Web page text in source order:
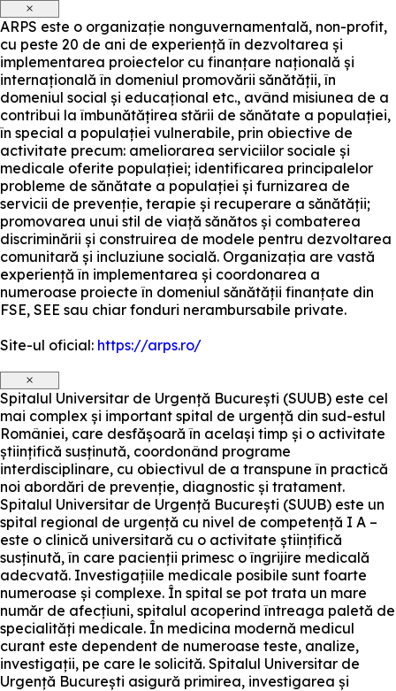
×
ARPS este o organizație nonguvernamentală, non-profit,
cu peste 20 de ani de experiență în dezvoltarea și
implementarea proiectelor cu finanțare națională și
internațională în domeniul promovării sănătății, în
domeniul social și educațional etc., având misiunea de a
contribui la îmbunătățirea stării de sănătate a populației,
în special a populației vulnerabile, prin obiective de
activitate precum: ameliorarea serviciilor sociale și
medicale oferite populației; identificarea principalelor
probleme de sănătate a populației și furnizarea de
servicii de prevenție, terapie și recuperare a sănătății;
promovarea unui stil de viață sănătos și combaterea
discriminării și construirea de modele pentru dezvoltarea
comunitară și incluziune socială. Organizația are vastă
experiență în implementarea și coordonarea a
numeroase proiecte în domeniul sănătății finanțate din
FSE, SEE sau chiar fonduri nerambursabile private.
Site-ul oficial: https://arps.ro/
×
Spitalul Universitar de Urgență București (SUUB) este cel
mai complex și important spital de urgență din sud-estul
României, care desfășoară în același timp și o activitate
științifică susținută, coordonând programe
interdisciplinare, cu obiectivul de a transpune în practică
noi abordări de prevenție, diagnostic și tratament.
Spitalul Universitar de Urgență București (SUUB) este un
spital regional de urgență cu nivel de competență I A –
este o clinică universitară cu o activitate științifică
susținută, în care pacienții primesc o îngrijire medicală
adecvată. Investigațiile medicale posibile sunt foarte
numeroase și complexe. În spital se pot trata un mare
număr de afecțiuni, spitalul acoperind întreaga paletă de
specialități medicale. În medicina modernă medicul
curant este dependent de numeroase teste, analize,
investigații, pe care le solicită. Spitalul Universitar de
Urgență București asigură primirea, investigarea și